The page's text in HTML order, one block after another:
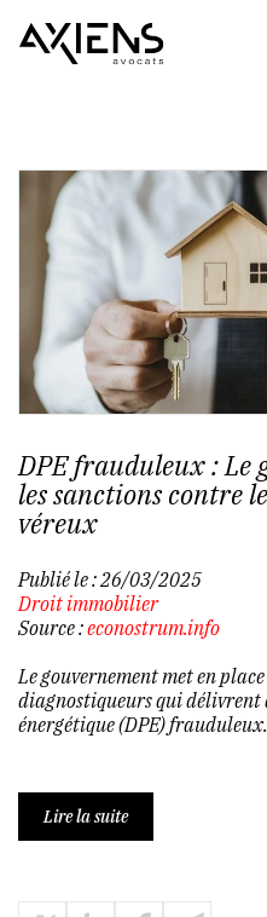
DPE frauduleux : Le
les sanctions contre
véreux
Publié le :26/03/2025
Droit immobilier
Source :econostrum.info
Le gouvernement met en
diagnostiqueurs qui délivrent
énergétique (DPE)
Lire la suite